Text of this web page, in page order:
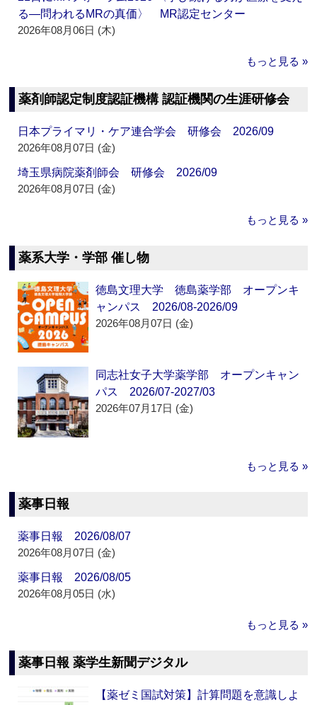
る―問われるMRの真価〉 MR認定センター
2026年08月06日 (木)
もっと見る »
薬剤師認定制度認証機構 認証機関の生涯研修会
日本プライマリ・ケア連合学会 研修会 2026/09
2026年08月07日 (金)
埼玉県病院薬剤師会 研修会 2026/09
2026年08月07日 (金)
もっと見る »
薬系大学・学部 催し物
徳島文理大学 徳島薬学部 オープンキ
ャンパス 2026/08-2026/09
2026年08月07日 (金)
同志社女子大学薬学部 オープンキャン
パス 2026/07-2027/03
2026年07月17日 (金)
もっと見る »
薬事日報
薬事日報 2026/08/07
2026年08月07日 (金)
薬事日報 2026/08/05
2026年08月05日 (水)
もっと見る »
薬事日報 薬学生新聞デジタル
【薬ゼミ国試対策】計算問題を意識しよ